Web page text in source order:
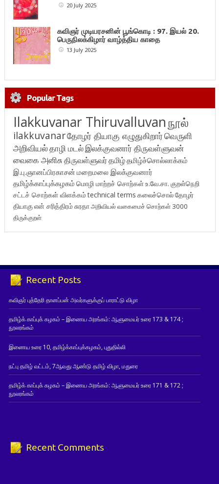
20 July 2025
கவிஞர் முடியரசனின் பூங்கொடி : 97. இயல் 20.
பெருநிலக்கிழார் வாழ்த்திய காதை
13 July 2025
Popular Tags
Ilakkuvanar Thiruvalluvanநூல்
ilakkuvanarதோழர் தியாகு எழுதுகிறார்வெருளி
அறிவியல்தாழி மடல்இலக்குவனார் திருவள்ளுவன்
வைகை அனிசுதிருவள்ளுவர்தமிழ்தமிழ்ச்சொல்லாக்கம்
இ.பு.ஞானப்பிரகாசன் மறைமலை இலக்குவனார்
தமிழ்க்காப்புக்கழகம் மொழி மாற்றச் சொற்கள்உ.வே.சா. குறள்நெறி
சட்டச் சொற்கள் விளக்கம்technical terms கலைச்சொல்தோழர்
தியாகுஎன் சரித்திரம்சுரதாஅறிவியல் வகைமைச் சொற்கள் 3000
திருக்குறள்
Recent Posts
கவிஞர் புத்தேரி தானப்பன் அவர்களுக்குப் பாராட்டு விழா
தமிழ்க் காப்புக் கழகம் – இணைய அரங்கம்: ஆளுமையர் உரை 173 & 174 ;
நூலரங்கம்
இணைய உரை 10, தமிழ்க்காப்புக்கழகம், புதுதில்லி
நட்பு தமிழ் வட்டம், 7ஆவது ஆண்டு தமிழ் விழா, மதுரை
தமிழ்க் காப்புக் கழகம் – இணைய அரங்கம்: ஆளுமையர் உரை 171 & 172 ;
நூலரங்கம்
Recent Comments